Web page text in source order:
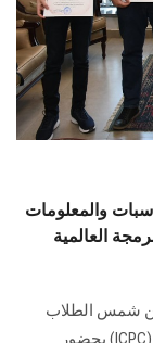
والمعلومات
العالمية
شمس الطلاب
الفائزين بالمراكز الأولى ‏ببطولة البرمجة العالمية‎ (ICPC) ‎بحضور